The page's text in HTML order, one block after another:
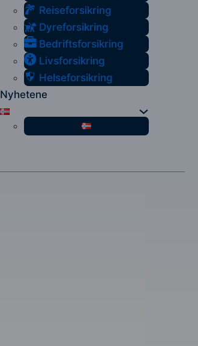
Reiseforsikring
Dyreforsikring
Bedriftsforsikring
Livsforsikring
Helseforsikring
Nyhetene